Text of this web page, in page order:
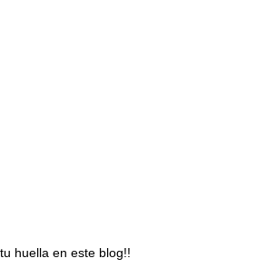
huella en este blog!!